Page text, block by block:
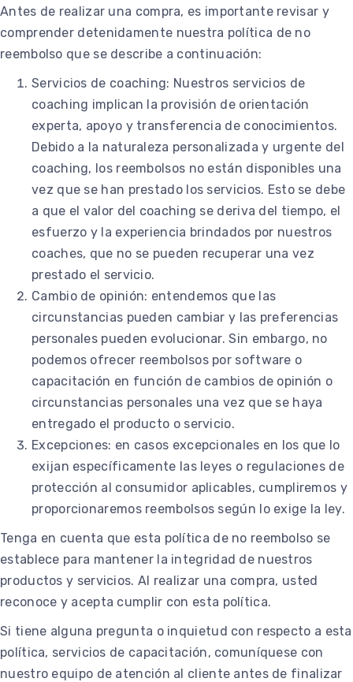
Antes de realizar una compra, es importante revisar y
comprender detenidamente nuestra política de no
reembolso que se describe a continuación:
Servicios de coaching: Nuestros servicios de
coaching implican la provisión de orientación
experta, apoyo y transferencia de conocimientos.
Debido a la naturaleza personalizada y urgente del
coaching, los reembolsos no están disponibles una
vez que se han prestado los servicios. Esto se debe
a que el valor del coaching se deriva del tiempo, el
esfuerzo y la experiencia brindados por nuestros
coaches, que no se pueden recuperar una vez
prestado el servicio.
Cambio de opinión: entendemos que las
circunstancias pueden cambiar y las preferencias
personales pueden evolucionar. Sin embargo, no
podemos ofrecer reembolsos por software o
capacitación en función de cambios de opinión o
circunstancias personales una vez que se haya
entregado el producto o servicio.
Excepciones: en casos excepcionales en los que lo
exijan específicamente las leyes o regulaciones de
protección al consumidor aplicables, cumpliremos y
proporcionaremos reembolsos según lo exige la ley.
Tenga en cuenta que esta política de no reembolso se
establece para mantener la integridad de nuestros
productos y servicios. Al realizar una compra, usted
reconoce y acepta cumplir con esta política.
Si tiene alguna pregunta o inquietud con respecto a esta
política, servicios de capacitación, comuníquese con
nuestro equipo de atención al cliente antes de finalizar